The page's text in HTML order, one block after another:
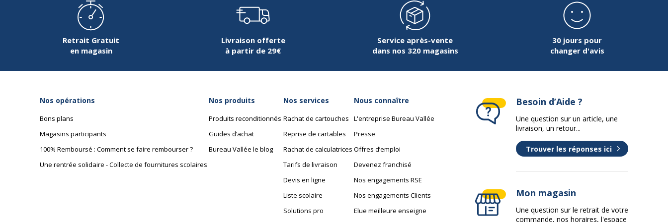
Données logistiques
Données logistiques
Quantité emballée 1
Retrait Gratuit
en magasin
Livraison offerte
à partir de 29€
Service après-vente
dans nos 320 magasins
30 jours pour
changer d'avis
Nos opérations
Bons plans
Magasins participants
100% Remboursé : Comment se faire rembourser ?
Une rentrée solidaire - Collecte de fournitures scolaires
Nos produits
Produits reconditionnés
Guides d’achat
Bureau Vallée le blog
Nos services
Rachat de cartouches
Reprise de cartables
Rachat de calculatrices
Tarifs de livraison
Devis en ligne
Liste scolaire
Solutions pro
Nous connaître
L'entreprise Bureau Vallée
Presse
Offres d’emploi
Devenez franchisé
Nos engagements RSE
Nos engagements Clients
Elue meilleure enseigne
Besoin d’Aide ?
Une question sur un article, une
livraison, un retour...
Trouver les réponses ici
Mon magasin
Une question sur le retrait de votre
commande, nos horaires, l'espace